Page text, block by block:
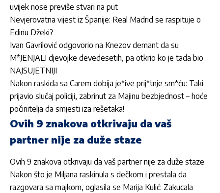
uvijek nose previše stvari na put
Nevjerovatna vijest iz Španije: Real Madrid se raspituje o
Edinu Džeki?
Ivan Gavrilović odgovorio na Knezov demant da su
M*JENJALI djevojke devedesetih, pa otkrio ko je tada bio
NAJSUJETNIJI
Nakon raskida sa Carem dobija je*ive prij*tnje sm*ću: Taki
prijavio slučaj policiji, zabrinut za Majinu bezbjednost – hoće
počinitelja da smjesti iza rešetaka!
Ovih 9 znakova otkrivaju da vaš
partner nije za duže staze
Ovih 9 znakova otkrivaju da vaš partner nije za duže staze
Nakon što je Miljana raskinula s dečkom i prestala da
razgovara sa majkom, oglasila se Marija Kulić: Zakucala